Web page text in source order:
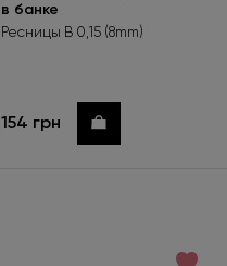
в банке
Ресницы B 0,15 (8mm)
154 грн Купить